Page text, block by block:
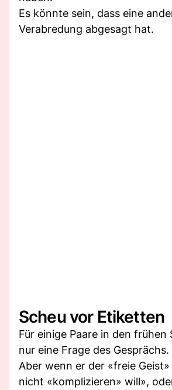
Es könnte sein, dass eine
Verabredung abgesagt hat.
Scheu vor Etiketten
Für einige Paare in den frühen
nur eine Frage des Gesprächs.
Aber wenn er der «freie
nicht «komplizieren» will»,